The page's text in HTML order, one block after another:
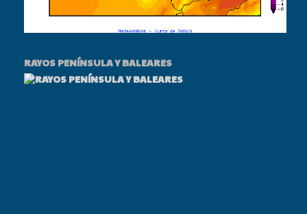
RAYOS PENÍNSULA Y BALEARES